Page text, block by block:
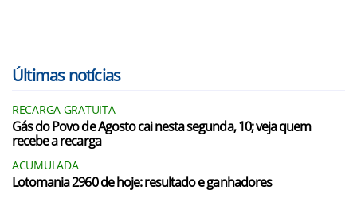
Últimas notícias
RECARGA GRATUITA
Gás do Povo de Agosto cai nesta segunda, 10; veja quem
recebe a recarga
ACUMULADA
Lotomania 2960 de hoje: resultado e ganhadores